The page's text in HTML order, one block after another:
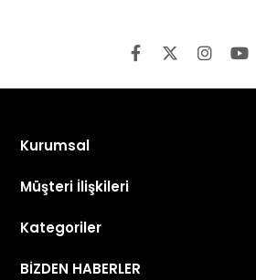
Kurumsal
Müşteri İlişkileri
Kategoriler
BİZDEN HABERLER